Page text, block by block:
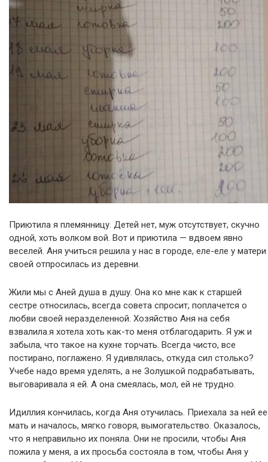
Приютила я племянницу. Детей нет, муж отсутствует, скучно
одной, хоть волком вой. Вот и приютила — вдвоем явно
веселей. Аня учиться решила у нас в городе, еле-еле у матери
своей отпросилась из деревни.
Жили мы с Аней душа в душу. Она ко мне как к старшей
сестре относилась, всегда совета спросит, поплачется о
любви своей неразделенной. Хозяйство Аня на себя
взвалила.я хотела хоть как-то меня отблагодарить. Я уж и
забыла, что такое на кухне торчать. Всегда чисто, все
постирано, поглажено. Я удивлялась, откуда сил столько?
Учебе надо время уделять, а не Золушкой подрабатывать,
выговаривала я ей. А она смеялась, мол, ей не трудно.
Идиллия кончилась, когда Аня отучилась. Приехала за ней ее
мать и началось, мягко говоря, вымогательство. Оказалось,
что я неправильно их поняла. Они не просили, чтобы Аня
пожила у меня, а их просьба состояла в том, чтобы Аня у